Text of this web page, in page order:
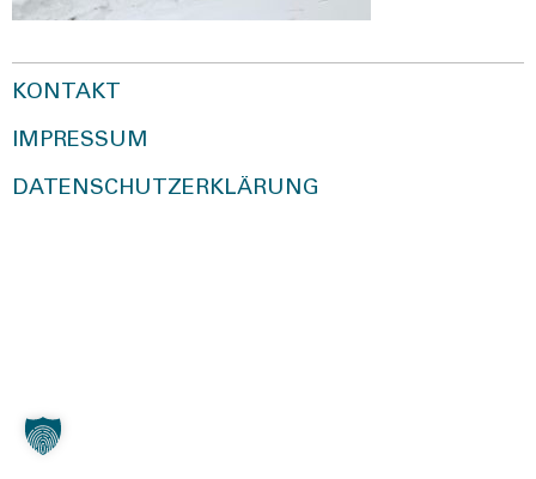
KONTAKT
IMPRESSUM
DATENSCHUTZERKLÄRUNG